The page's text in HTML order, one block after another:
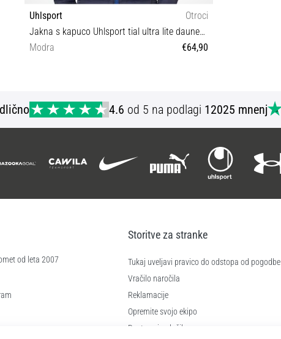
Uhlsport
Otroci
Jakna s kapuco Uhlsport tial ultra lite daunen kids jacket
Modra
€64,90
4.6 od 5 na podlagi 12025 mnenj
od leta 2007
Storitve za stranke
Tukaj uveljavi pravico do odstopa od pogodbe
Vračilo naročila
Reklamacije
Opremite svojo ekipo
Dostava in plačilo